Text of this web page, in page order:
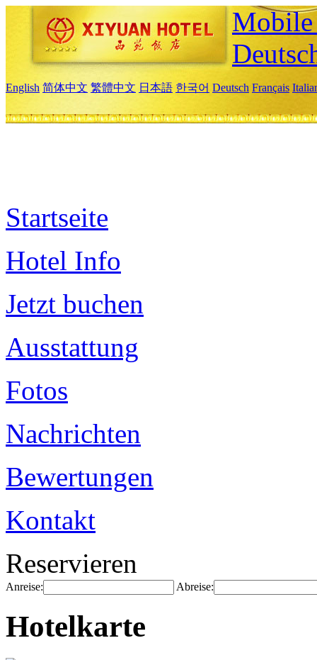
English 简体中文 繁體中文 日本語 한국어 Deutsch Français
Startseite
Hotel Info
Jetzt buchen
Ausstattung
Fotos
Nachrichten
Bewertungen
Kontakt
Reservieren
Anreise: Abreise:
Hotelkarte